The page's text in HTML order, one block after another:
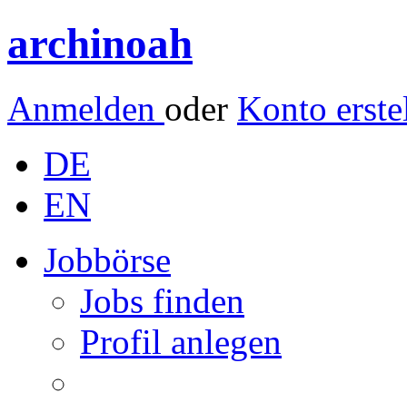
archinoah
Anmelden oder Konto
DE
EN
Jobbörse
Jobs finden
Profil anlegen